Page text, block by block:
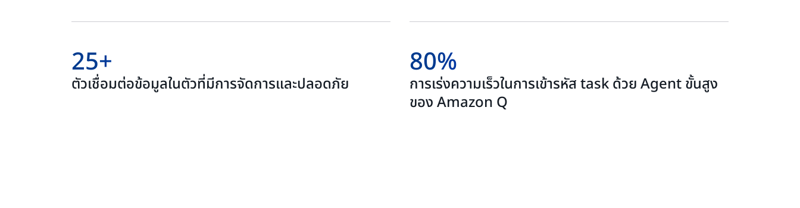
ตัวเชื่อมต่อข้อมูลในตัวที่มีการจัดการและปลอดภัย
25+
การเร่งความเร็วในการเข้ารหัส task ด้วย Agent ขั้นสูง
ของ Amazon Q
80%